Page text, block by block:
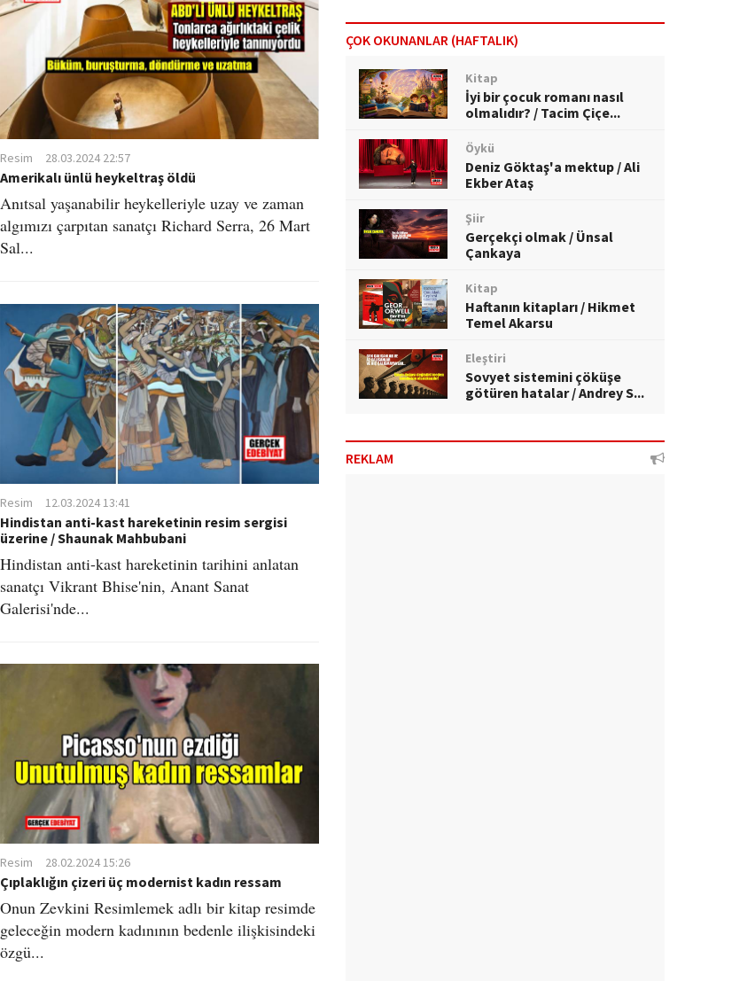
Resim 28.03.2024 22:57
Amerikalı ünlü heykeltraş öldü
Anıtsal yaşanabilir heykelleriyle uzay ve zaman
algımızı çarpıtan sanatçı Richard Serra, 26 Mart
Sal...
Resim 12.03.2024 13:41
Hindistan anti-kast hareketinin resim sergisi
üzerine / Shaunak Mahbubani
Hindistan anti-kast hareketinin tarihini anlatan
sanatçı Vikrant Bhise'nin, Anant Sanat
Galerisi'nde...
Resim 28.02.2024 15:26
Çıplaklığın çizeri üç modernist kadın ressam
Onun Zevkini Resimlemek adlı bir kitap resimde
geleceğin modern kadınının bedenle ilişkisindeki
özgü...
ÇOK OKUNANLAR (HAFTALIK)
Kitap
İyi bir çocuk romanı nasıl
olmalıdır? / Tacim Çiçe...
Öykü
Deniz Göktaş'a mektup / Ali
Ekber Ataş
Şiir
Gerçekçi olmak / Ünsal
Çankaya
Kitap
Haftanın kitapları / Hikmet
Temel Akarsu
Eleştiri
Sovyet sistemini çöküşe
götüren hatalar / Andrey S...
REKLAM